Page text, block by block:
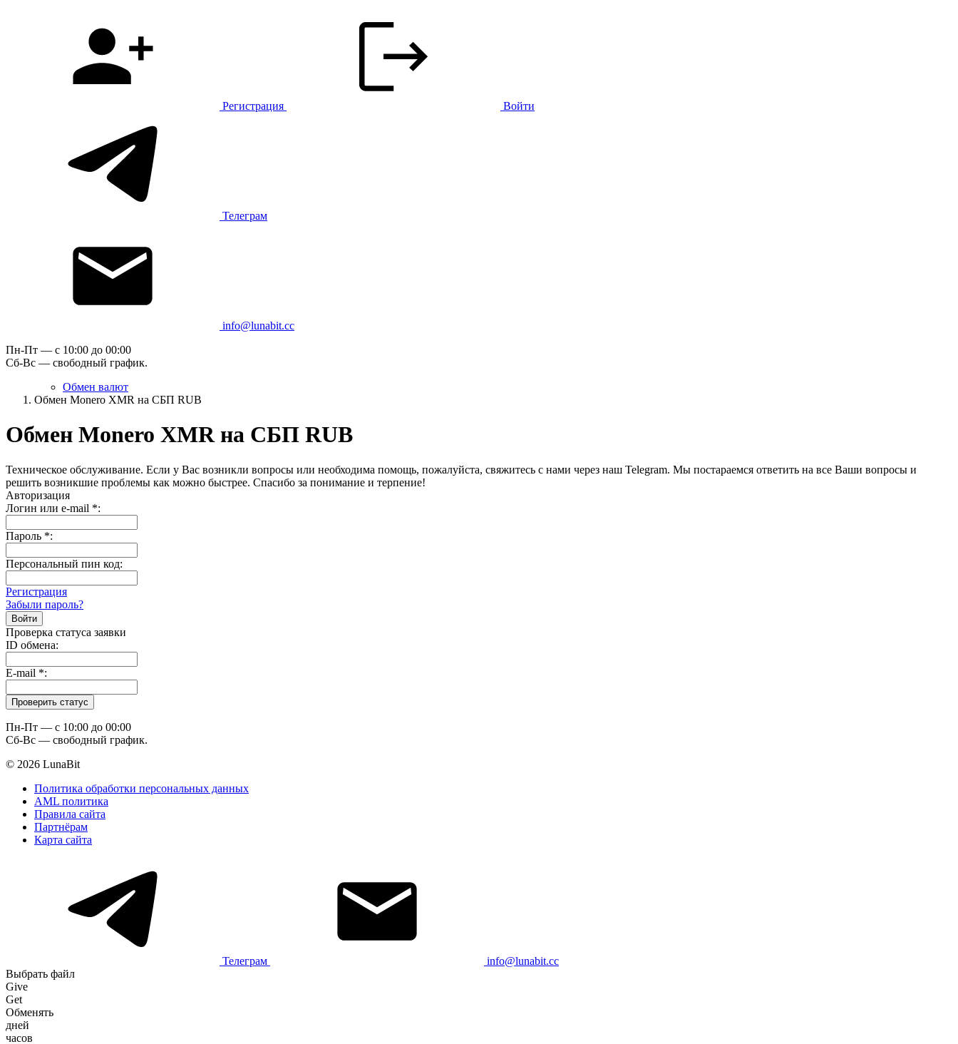
Регистрация Войти
Телеграм
info@lunabit.cc
Пн-Пт — c 10:00 до 00:00
Сб-Вс — свободный график.
Обмен валют
Обмен Monero XMR на СБП RUB
Обмен Monero XMR на СБП RUB
Техническое обслуживание. Если у Вас возникли вопросы или необходима помощь, пожалуйста, свяжитесь с нами через наш Telegram. Мы постараемся ответить на все Ваши вопросы и
решить возникшие проблемы как можно быстрее. Спасибо за понимание и терпение!
Авторизация
Логин или e-mail *:
Пароль *:
Персональный пин код:
Регистрация
Забыли пароль?
Проверка статуса заявки
ID обмена:
E-mail *:
Пн-Пт — c 10:00 до 00:00
Сб-Вс — свободный график.
© 2026 LunaBit
Политика обработки персональных данных
AML политика
Правила сайта
Партнёрам
Карта сайта
Телеграм
info@lunabit.cc
Выбрать файл
Give
Get
Обменять
дней
часов